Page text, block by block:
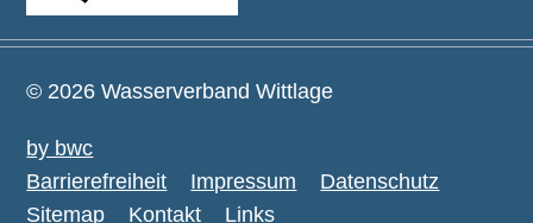
© 2026 Wasserverband Wittlage
by bwc
Barrierefreiheit
Impressum
Datenschutz
Sitemap
Kontakt Links